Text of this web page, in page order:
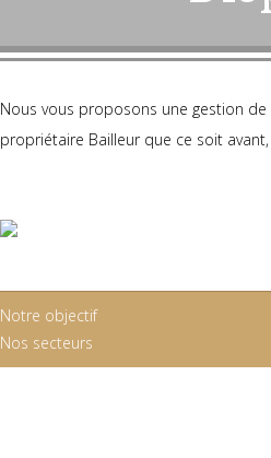
Nous vous proposons une gestion
propriétaire Bailleur que ce soit
Notre objectif
Nos secteurs